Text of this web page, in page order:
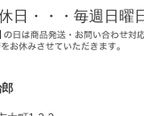
日・・・毎週日曜